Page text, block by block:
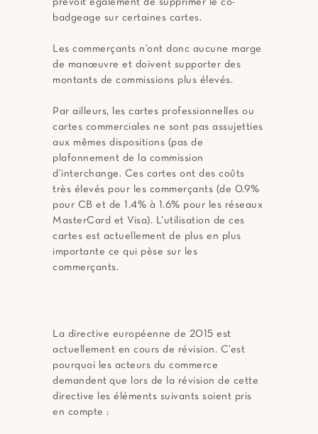
prévoit également de supprimer le co-
badgeage sur certaines cartes.
Les commerçants n’ont donc aucune marge
de manœuvre et doivent supporter des
montants de commissions plus élevés.
Par ailleurs, les cartes professionnelles ou
cartes commerciales ne sont pas assujetties
aux mêmes dispositions (pas de
plafonnement de la commission
d’interchange. Ces cartes ont des coûts
très élevés pour les commerçants (de 0.9%
pour CB et de 1.4% à 1.6% pour les réseaux
MasterCard et Visa). L’utilisation de ces
cartes est actuellement de plus en plus
importante ce qui pèse sur les
commerçants.
La directive européenne de 2015 est
actuellement en cours de révision. C’est
pourquoi les acteurs du commerce
demandent que lors de la révision de cette
directive les éléments suivants soient pris
en compte :